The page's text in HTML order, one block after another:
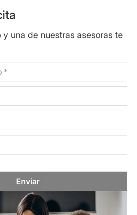
y una de nuestras asesoras te
Enviar